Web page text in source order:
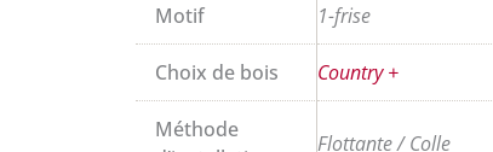
Motif 1-frise
Choix de bois Country +
Méthode
Flottante / Colle